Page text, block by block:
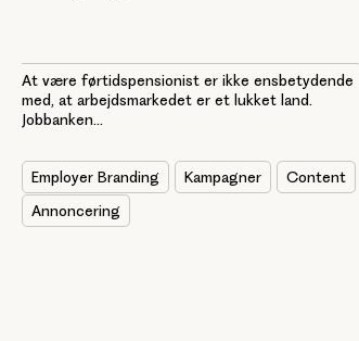
At være førtidspensionist er ikke ensbetydende
med, at arbejdsmarkedet er et lukket land.
Jobbanken...
Employer Branding Kampagner
Content
Annoncering